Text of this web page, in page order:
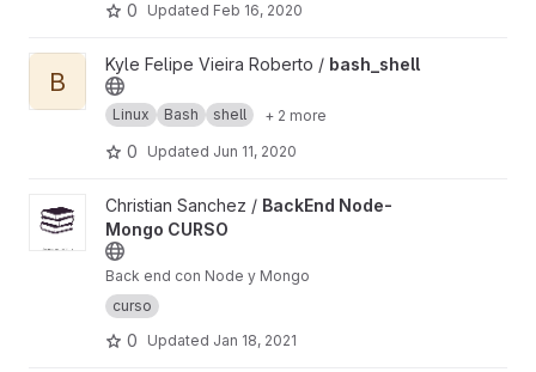
0 Updated Feb 16, 2020
View bash_shell project
B
Kyle Felipe Vieira Roberto / bash_shell
Linux Bash shell + 2 more
0 Updated Jun 11, 2020
View BackEnd Node-Mongo CURSO project
Christian Sanchez / BackEnd Node-
Mongo CURSO
Back end con Node y Mongo
curso
0 Updated Jan 18, 2021